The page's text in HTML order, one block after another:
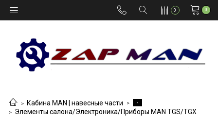
0 0
Кабина MAN | навесные части
-
Элементы салона/Электроника/Приборы MAN TGS/TGX